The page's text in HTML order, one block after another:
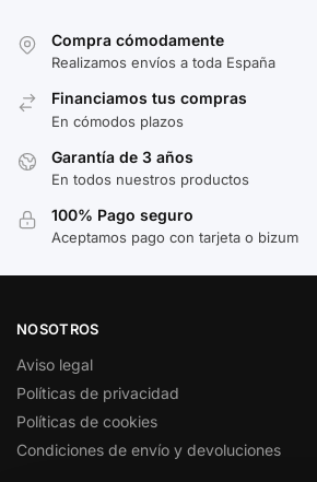
Compra cómodamente
Realizamos envíos a toda España
Financiamos tus compras
En cómodos plazos
Garantía de 3 años
En todos nuestros productos
100% Pago seguro
Aceptamos pago con tarjeta o bizum
NOSOTROS
Aviso legal
Políticas de privacidad
Políticas de cookies
Condiciones de envío y devoluciones